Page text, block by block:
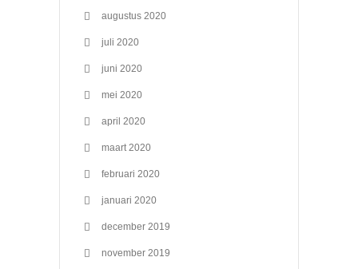
augustus 2020
juli 2020
juni 2020
mei 2020
april 2020
maart 2020
februari 2020
januari 2020
december 2019
november 2019